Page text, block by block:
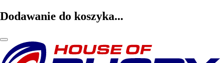
Dodawanie do koszyka...